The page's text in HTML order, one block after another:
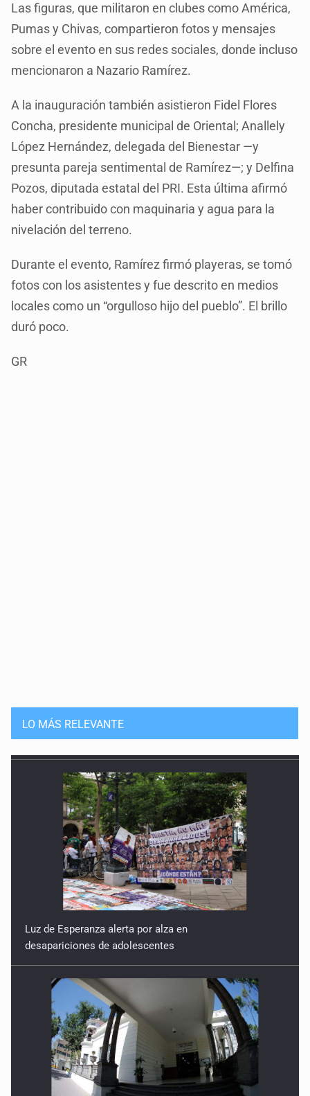
Las figuras, que militaron en clubes como América,
Pumas y Chivas, compartieron fotos y mensajes
sobre el evento en sus redes sociales, donde incluso
mencionaron a Nazario Ramírez.
A la inauguración también asistieron Fidel Flores
Concha, presidente municipal de Oriental; Anallely
López Hernández, delegada del Bienestar —y
presunta pareja sentimental de Ramírez—; y Delfina
Pozos, diputada estatal del PRI. Esta última afirmó
haber contribuido con maquinaria y agua para la
nivelación del terreno.
Durante el evento, Ramírez firmó playeras, se tomó
fotos con los asistentes y fue descrito en medios
locales como un “orgulloso hijo del pueblo”. El brillo
duró poco.
GR
LO MÁS RELEVANTE
Luz de Esperanza alerta por alza en
desapariciones de adolescentes